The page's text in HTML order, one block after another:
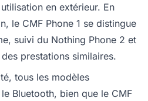
en extérieur. En
le CMF Phone 1 se distingue
suivi du Nothing Phone 2 et
prestations similaires.
tous les modèles
Bluetooth, bien que le CMF